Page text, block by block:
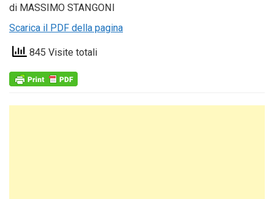
di MASSIMO STANGONI
Scarica il PDF della pagina
845 Visite totali